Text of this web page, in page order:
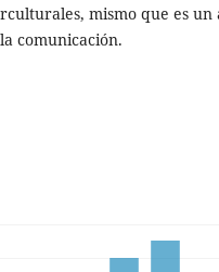
mismo que es un
comunicación.